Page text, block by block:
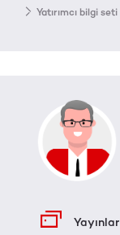
Yatırımcı bilgi seti
Yayınlar